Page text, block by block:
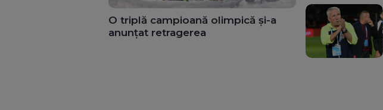
O triplă campioană olimpică și-a
anunțat retragerea